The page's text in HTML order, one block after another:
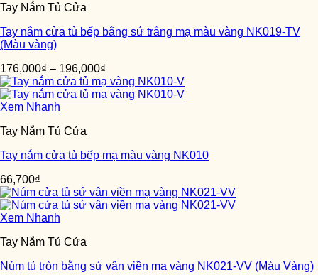
Tay Nắm Tủ Cửa
Tay nắm cửa tủ bếp bằng sứ trắng mạ màu vàng NK019-TV
(Màu vàng)
176,000₫ – 196,000₫
Xem Nhanh
Tay Nắm Tủ Cửa
Tay nắm cửa tủ bếp mạ màu vàng NK010
66,700₫
Xem Nhanh
Tay Nắm Tủ Cửa
Núm tủ tròn bằng sứ vân viền mạ vàng NK021-VV (Màu Vàng)